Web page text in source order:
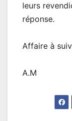
leurs
réponse.
Affaire à
A.M